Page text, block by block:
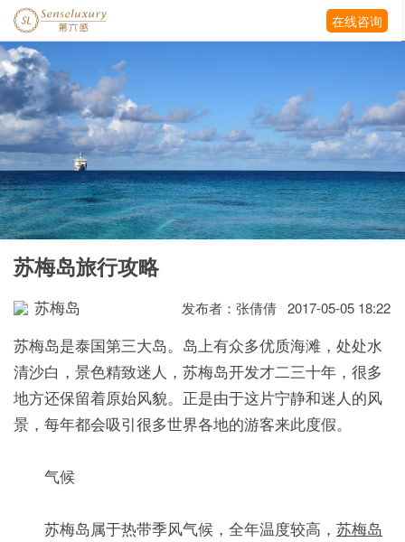
在线咨询
苏梅岛旅行攻略
苏梅岛 发布者：张倩倩 2017-05-05 18:22
苏梅岛是泰国第三大岛。岛上有众多优质海滩，处处水
清沙白，景色精致迷人，苏梅岛开发才二三十年，很多
地方还保留着原始风貌。正是由于这片宁静和迷人的风
景，每年都会吸引很多世界各地的游客来此度假。
气候
苏梅岛属于热带季风气候，全年温度较高， 苏梅岛